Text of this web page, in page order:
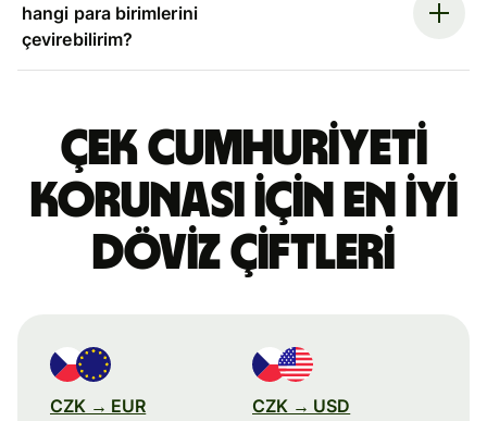
hangi para birimlerini
çevirebilirim?
Çek Cumhuriyeti
korunası için en iyi
döviz çiftleri
CZK → EUR CZK → USD